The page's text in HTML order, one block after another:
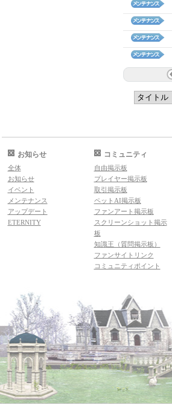
お知らせ
全体
お知らせ
イベント
メンテナンス
アップデート
ETERNITY
コミュニティ
自由掲示板
プレイヤー掲示板
取引掲示板
ペットAI掲示板
ファンアート掲示板
スクリーンショット掲示
板
知識王（質問掲示板）
ファンサイトリンク
コミュニティポイント